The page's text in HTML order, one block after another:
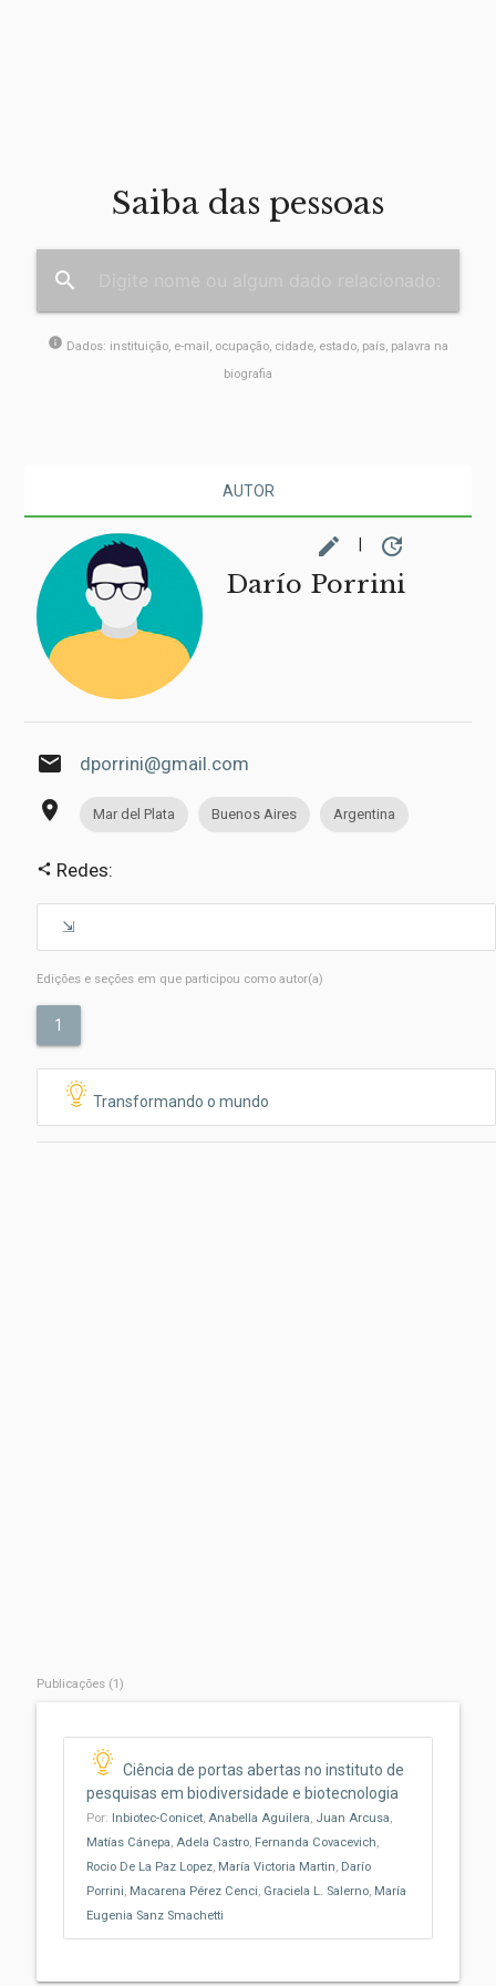
Saiba das pessoas
search
info Dados: instituição, e-mail, ocupação, cidade, estado, país, palavra na
biografia
AUTOR
edit update
Darío Porrini
email dporrini@gmail.com
place Mar del Plata Buenos Aires Argentina
share Redes:
Edições e seções em que participou como autor(a)
1
Transformando o mundo
Publicações (1)
Ciência de portas abertas no instituto de
pesquisas em biodiversidade e biotecnologia
Por: Inbiotec-Conicet, Anabella Aguilera, Juan Arcusa,
Matías Cánepa, Adela Castro, Fernanda Covacevich,
Rocio De La Paz Lopez, María Victoria Martin, Darío
Porrini, Macarena Pérez Cenci, Graciela L. Salerno, María
Eugenia Sanz Smachetti